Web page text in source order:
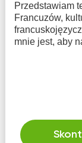
Przedstawiam
Francuzów,
mnie jest, aby